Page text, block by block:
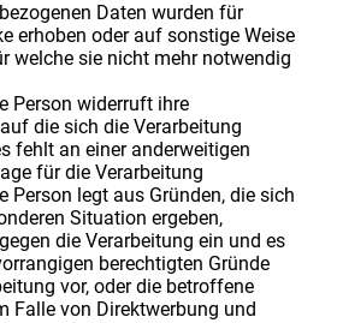
Daten wurden für
erhoben oder auf sonstige Weise
welche sie nicht mehr notwendig
Person widerruft ihre
die sich die Verarbeitung
fehlt an einer anderweitigen
für die Verarbeitung
Person legt aus Gründen, die sich
Situation ergeben,
die Verarbeitung ein und es
berechtigten Gründe
vor, oder die betroffene
Falle von Direktwerbung und